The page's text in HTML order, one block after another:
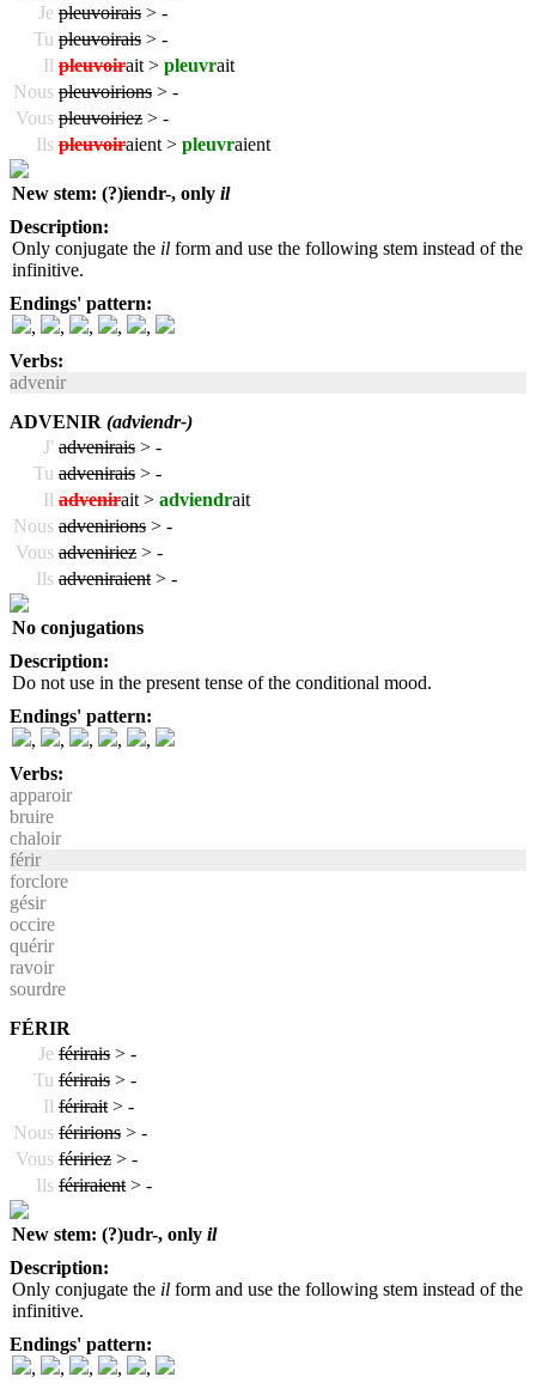
Je pleuvoirais > -
Tu pleuvoirais > -
Il pleuvoirait > pleuvrait
Nous pleuvoirions > -
Vous pleuvoiriez > -
Ils pleuvoiraient > pleuvraient
New stem: (?)iendr-, only il
Description:
Only conjugate the il form and use the following stem instead of the
infinitive.
Endings' pattern:
,
, , ,
,
Verbs:
advenir
ADVENIR (adviendr-)
J' advenirais > -
Tu advenirais > -
Il advenirait > adviendrait
Nous advenirions > -
Vous adveniriez > -
Ils adveniraient > -
No conjugations
Description:
Do not use in the present tense of the conditional mood.
Endings' pattern:
,
, , ,
,
Verbs:
apparoir
bruire
chaloir
férir
forclore
gésir
occire
quérir
ravoir
sourdre
FÉRIR
Je férirais > -
Tu férirais > -
Il férirait > -
Nous féririons > -
Vous féririez > -
Ils fériraient > -
New stem: (?)udr-, only il
Description:
Only conjugate the il form and use the following stem instead of the
infinitive.
Endings' pattern:
,
, , , ,